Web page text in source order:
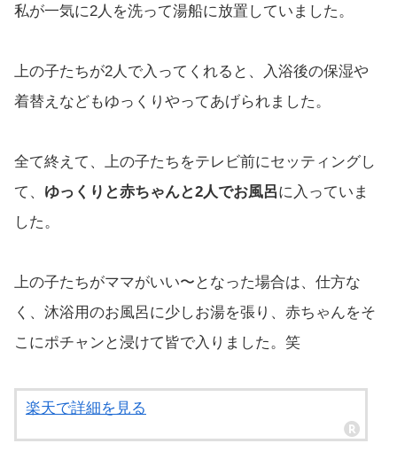
私が一気に2人を洗って湯船に放置していました。
上の子たちが2人で入ってくれると、入浴後の保湿や
着替えなどもゆっくりやってあげられました。
全て終えて、上の子たちをテレビ前にセッティングし
て、 ゆっくりと赤ちゃんと2人でお風呂に入っていま
した。
上の子たちがママがいい〜となった場合は、仕方な
く、沐浴用のお風呂に少しお湯を張り、赤ちゃんをそ
こにポチャンと浸けて皆で入りました。笑
楽天で詳細を見る